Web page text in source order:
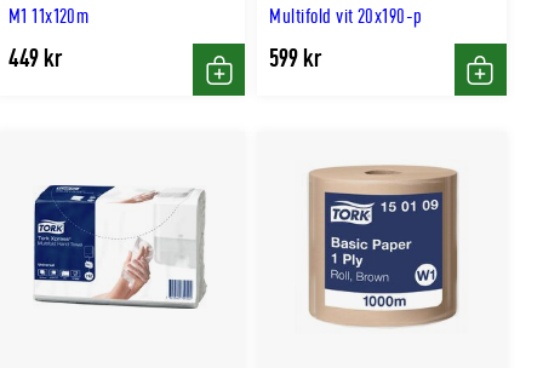
M1 11x120m
449 kr
Köp
Multifold vit 20x190-p
599 kr
Köp